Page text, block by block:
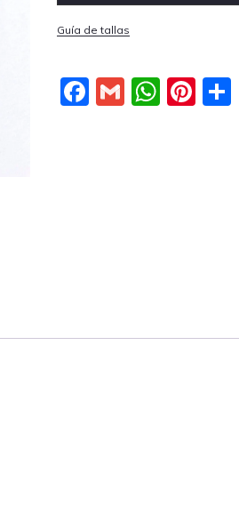
Guía de tallas
Facebook
Gmail